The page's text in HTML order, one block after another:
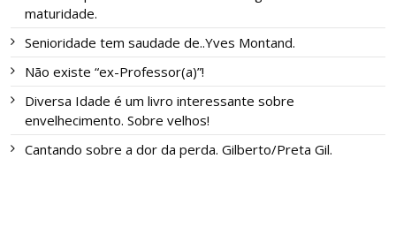
maturidade.
Senioridade tem saudade de..Yves Montand.
Não existe “ex-Professor(a)”!
Diversa Idade é um livro interessante sobre
envelhecimento. Sobre velhos!
Cantando sobre a dor da perda. Gilberto/Preta Gil.